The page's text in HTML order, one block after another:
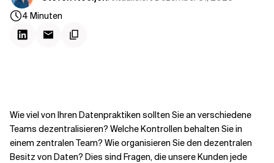
4 Minuten
Wie viel von Ihren Datenpraktiken sollten Sie an verschiedene
Teams dezentralisieren? Welche Kontrollen behalten Sie in
einem zentralen Team? Wie organisieren Sie den dezentralen
Besitz von Daten? Dies sind Fragen, die unsere Kunden jede